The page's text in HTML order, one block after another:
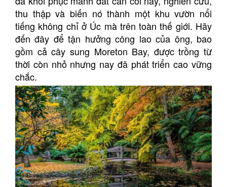
thu thập và biến nó thành một khu vườn nổi
tiếng không chỉ ở Úc mà trên toàn thế giới. Hãy
đến đây để tận hưởng công lao của ông, bao
gồm cả cây sung Moreton Bay, được trồng từ
thời còn nhỏ nhưng nay đã phát triển cao vững
chắc.